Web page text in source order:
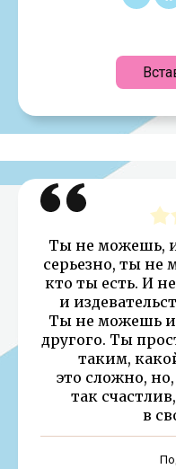
Ты не можешь,
серьезно, ты не
кто ты есть. И
и
Ты не можешь
другого. Ты
таким,
это сложно,
так
в